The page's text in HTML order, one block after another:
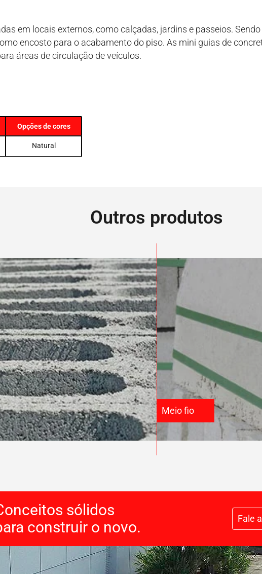
em locais externos, como calçadas, jardins e passeios.
encosto para o acabamento do piso. As mini guias de
áreas de circulação de veículos.
Opções de cores
Natural
Outros produtos
Meio fio
sólidos
construir o novo.
Fale